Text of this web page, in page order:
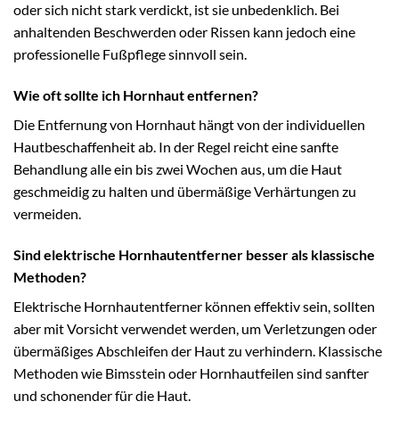
oder sich nicht stark verdickt, ist sie unbedenklich. Bei
anhaltenden Beschwerden oder Rissen kann jedoch eine
professionelle Fußpflege sinnvoll sein.
Wie oft sollte ich Hornhaut entfernen?
Die Entfernung von Hornhaut hängt von der individuellen
Hautbeschaffenheit ab. In der Regel reicht eine sanfte
Behandlung alle ein bis zwei Wochen aus, um die Haut
geschmeidig zu halten und übermäßige Verhärtungen zu
vermeiden.
Sind elektrische Hornhautentferner besser als klassische
Methoden?
Elektrische Hornhautentferner können effektiv sein, sollten
aber mit Vorsicht verwendet werden, um Verletzungen oder
übermäßiges Abschleifen der Haut zu verhindern. Klassische
Methoden wie Bimsstein oder Hornhautfeilen sind sanfter
und schonender für die Haut.